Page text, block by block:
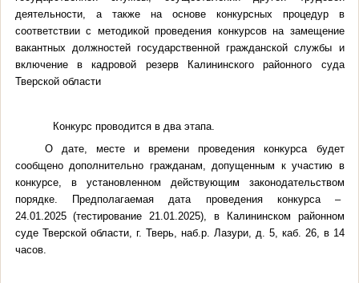
деятельности, а также на основе конкурсных процедур в
соответствии с методикой проведения конкурсов на замещение
вакантных должностей государственной гражданской службы и
включение в кадровой резерв Калининского районного суда
Тверской области
Конкурс проводится в два этапа.
О дате, месте и времени проведения конкурса будет
сообщено дополнительно гражданам, допущенным к участию в
конкурсе, в установленном действующим законодательством
порядке. Предполагаемая дата проведения конкурса –
24.01.2025 (тестирование 21.01.2025), в Калининском районном
суде Тверской области, г. Тверь, наб.р. Лазури, д. 5, каб. 26, в 14
часов.